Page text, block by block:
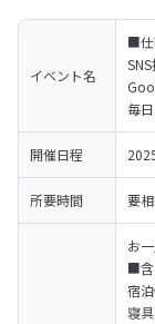
イベント名
■仕
毎
開催日程
所要時間 要
お
■含
宿
寝具